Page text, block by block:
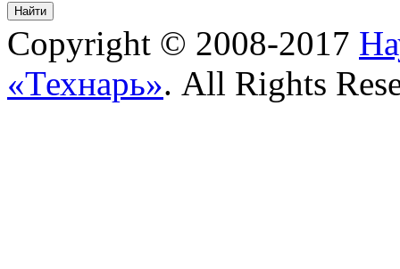
Copyright © 2008-2017
«Технарь». All Rights